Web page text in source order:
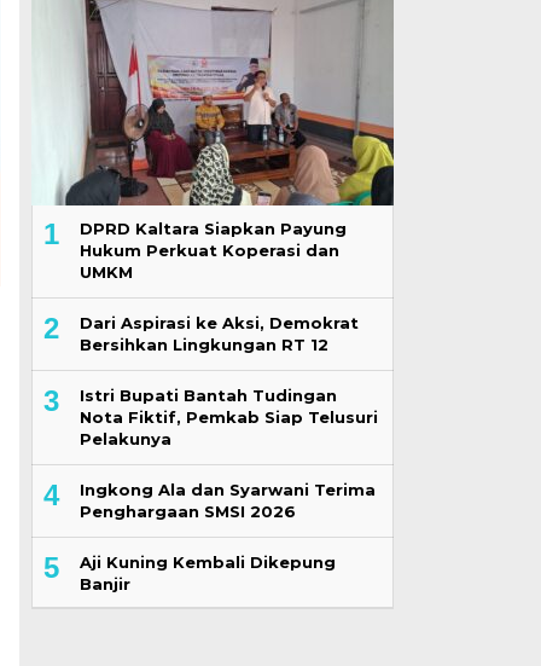
1
DPRD Kaltara Siapkan Payung
Hukum Perkuat Koperasi dan
UMKM
2
Dari Aspirasi ke Aksi, Demokrat
Bersihkan Lingkungan RT 12
3
Istri Bupati Bantah Tudingan
Nota Fiktif, Pemkab Siap Telusuri
Pelakunya
4
Ingkong Ala dan Syarwani Terima
Penghargaan SMSI 2026
5
Aji Kuning Kembali Dikepung
Banjir